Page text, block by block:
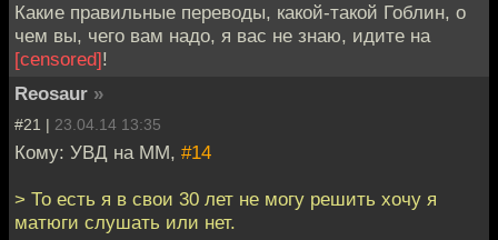
Какие правильные переводы, какой-такой Гоблин, о
чем вы, чего вам надо, я вас не знаю, идите на
[censored]!
Reosaur »
#21 | 23.04.14 13:35
Кому: УВД на ММ, #14
> То есть я в свои 30 лет не могу решить хочу я
матюги слушать или нет.